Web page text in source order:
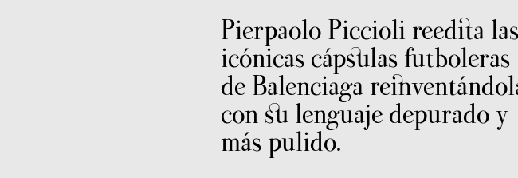
Pierpaolo Piccioli reedita las
icónicas cápsulas futboleras
de Balenciaga
con su lenguaje depurado y
más pulido.